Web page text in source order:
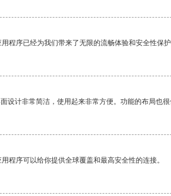
程序已经为我们带来了无限的流畅体验和安全性保护
设计非常简洁，使用起来非常方便。功能的布局也很
程序可以给你提供全球覆盖和最高安全性的连接。